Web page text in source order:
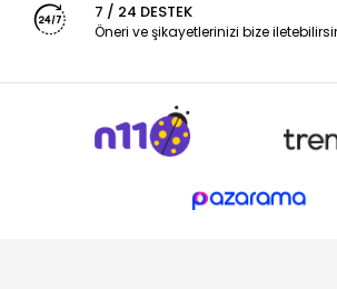
7 / 24 DESTEK
Öneri ve şikayetlerinizi bize